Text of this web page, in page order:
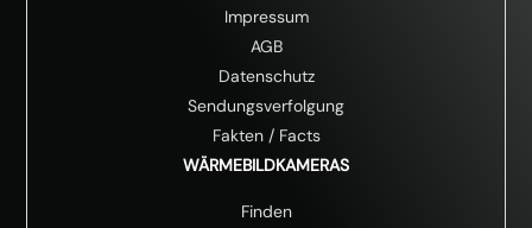
Impressum
AGB
Datenschutz
Sendungsverfolgung
Fakten/ Facts
WÄRMEBILDKAMERAS
Finden